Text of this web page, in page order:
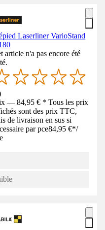
Laserliner VarioStand
article n'a pas encore été
— 84,95 € * Tous les prix
sont des prix TTC,
de livraison en sus si
par pce84,95 €*/